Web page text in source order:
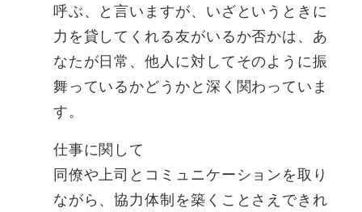
呼ぶ、と言いますが、いざというときに
力を貸してくれる友がいるか否かは、あ
なたが日常、他人に対してそのように振
舞っているかどうかと深く関わっていま
す。
仕事に関して
同僚や上司とコミュニケーションを取り
ながら、協力体制を築くことさえできれ